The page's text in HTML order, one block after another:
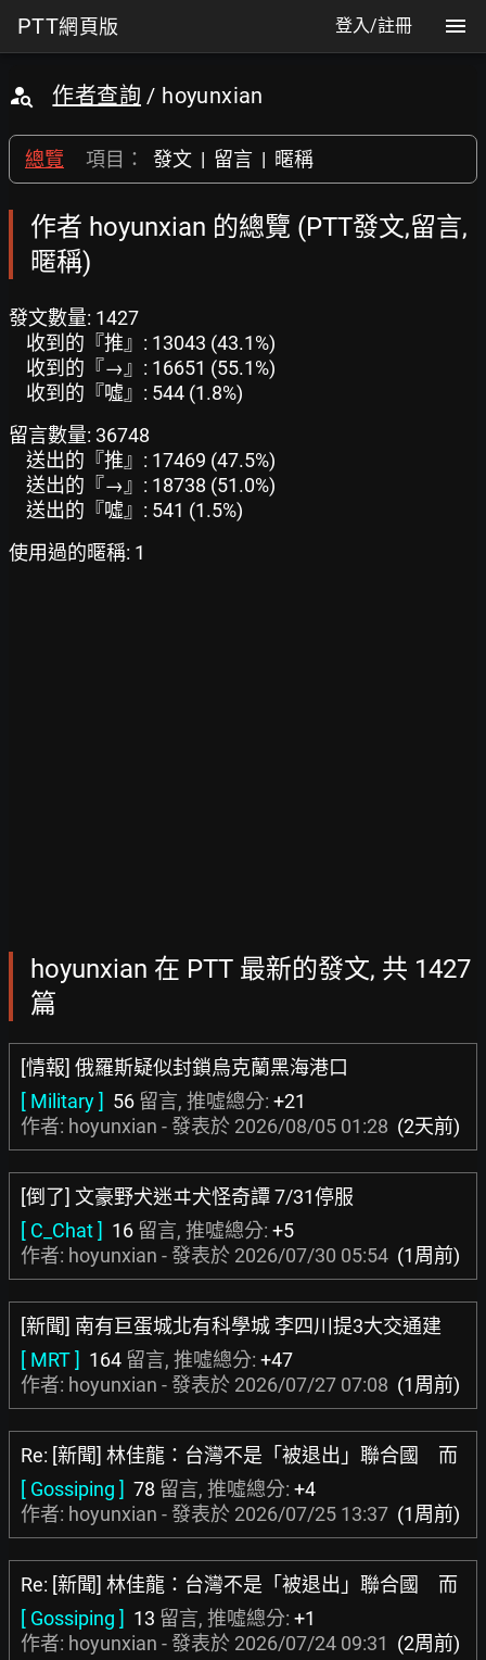
PTT網頁版 登入/註冊
作者查詢 / hoyunxian
總覽 項目： 發文 | 留言 | 暱稱
作者 hoyunxian 的總覽 (PTT發文,留言,
暱稱)
發文數量: 1427
收到的『推』: 13043 (43.1%)
收到的『→』: 16651 (55.1%)
收到的『噓』: 544 (1.8%)
留言數量: 36748
送出的『推』: 17469 (47.5%)
送出的『→』: 18738 (51.0%)
送出的『噓』: 541 (1.5%)
使用過的暱稱: 1
hoyunxian 在 PTT 最新的發文, 共 1427
篇
[情報] 俄羅斯疑似封鎖烏克蘭黑海港口
[ Military ] 56 留言, 推噓總分: +21
作者: hoyunxian - 發表於 2026/08/05 01:28 (2天前)
[倒了] 文豪野犬迷ヰ犬怪奇譚 7/31停服
[ C_Chat ] 16 留言, 推噓總分: +5
作者: hoyunxian - 發表於 2026/07/30 05:54 (1周前)
[新聞] 南有巨蛋城北有科學城 李四川提3大交通建
[ MRT ] 164 留言, 推噓總分: +47
作者: hoyunxian - 發表於 2026/07/27 07:08 (1周前)
Re: [新聞] 林佳龍：台灣不是「被退出」聯合國 而
[ Gossiping ] 78 留言, 推噓總分: +4
作者: hoyunxian - 發表於 2026/07/25 13:37 (1周前)
Re: [新聞] 林佳龍：台灣不是「被退出」聯合國 而
[ Gossiping ] 13 留言, 推噓總分: +1
作者: hoyunxian - 發表於 2026/07/24 09:31 (2周前)